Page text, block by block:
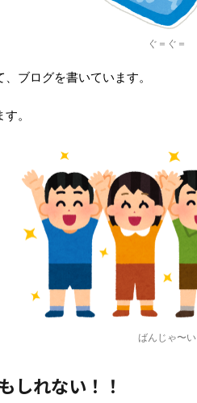
ぐ＝ぐ＝
ブログを書いています。
。
ばんじゃ〜い
しれない！！